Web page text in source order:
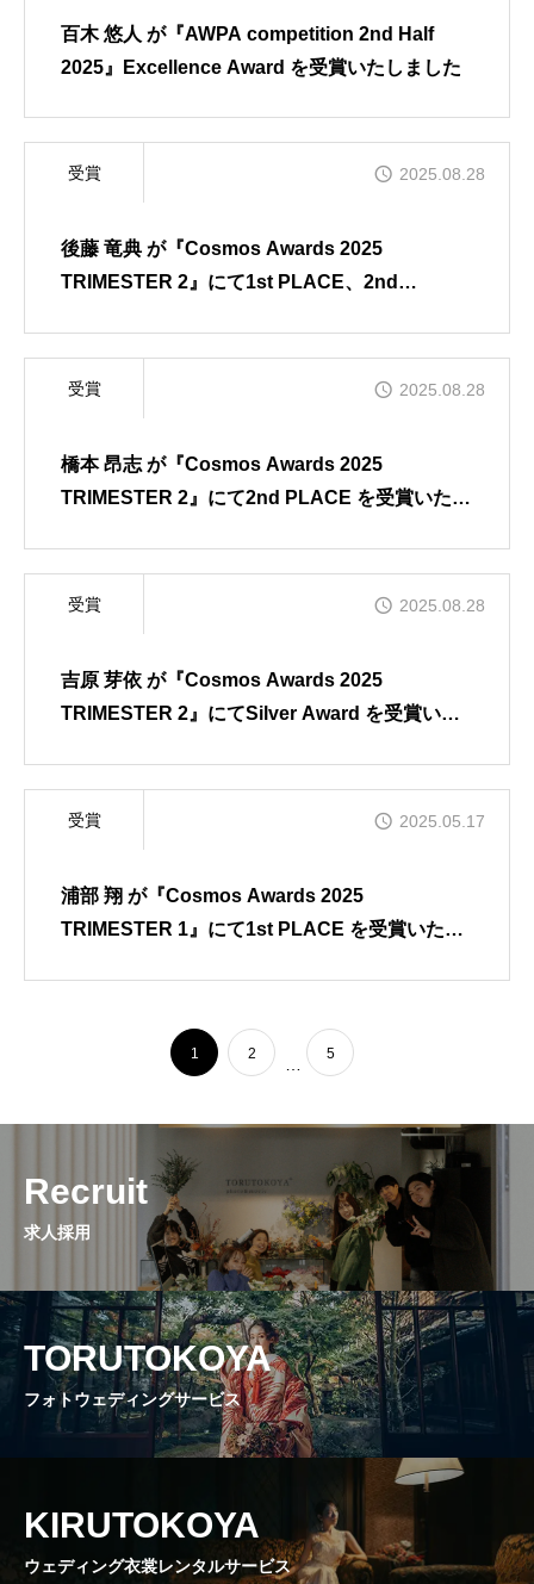
百木 悠人 が『AWPA competition 2nd Half
2025』Excellence Award を受賞いたしました
受賞 2025.08.28
後藤 竜典 が『Cosmos Awards 2025
TRIMESTER 2』にて1st PLACE、2nd
受賞 2025.08.28
橋本 昂志 が『Cosmos Awards 2025
TRIMESTER 2』にて2nd PLACE を受賞いたし
受賞 2025.08.28
吉原 芽依 が『Cosmos Awards 2025
TRIMESTER 2』にてSilver Award を受賞いた
受賞 2025.05.17
浦部 翔 が『Cosmos Awards 2025
TRIMESTER 1』にて1st PLACE を受賞いたし
1 2 5
Recruit
求人採用
TORUTOKOYA
フォトウェディングサービス
KIRUTOKOYA
ウェディング衣裳レンタルサービス